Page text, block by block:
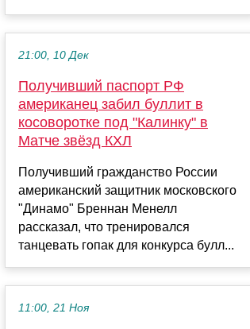
21:00, 10 Дек
Получивший паспорт РФ
американец забил буллит в
косоворотке под "Калинку" в
Матче звёзд КХЛ
Получивший гражданство России
американский защитник московского
"Динамо" Бреннан Менелл
рассказал, что тренировался
танцевать гопак для конкурса булл...
11:00, 21 Ноя